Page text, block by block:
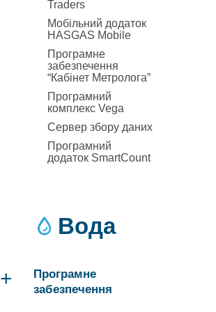
Traders
Мобільний додаток
HASGAS Mobile
Програмне
забезпечення
“Кабінет Метролога”
Програмний
комплекс Vega
Сервер збору даних
Програмний
додаток SmartCount
Вода
+
Програмне
забезпечення